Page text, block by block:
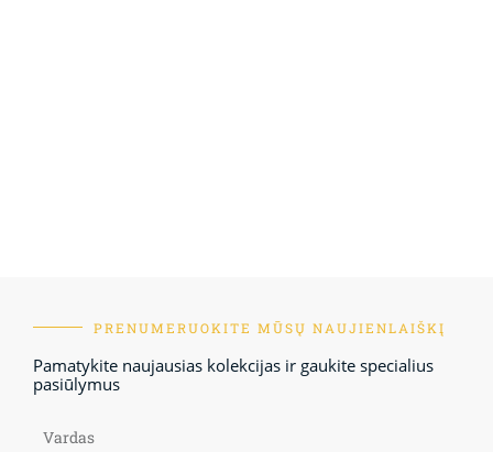
PRENUMERUOKITE MŪSŲ NAUJIENLAIŠKĮ
Pamatykite naujausias kolekcijas ir gaukite specialius
pasiūlymus